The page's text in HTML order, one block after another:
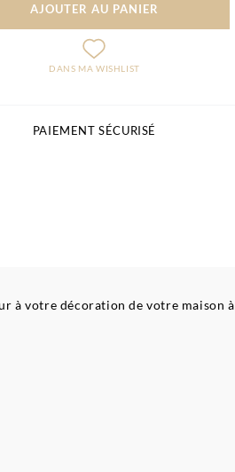
AJOUTER AU PANIER
DANS MA WISHLIST
PAIEMENT SÉCURISÉ
à votre décoration de votre maison à